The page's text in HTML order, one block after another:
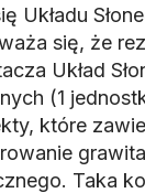
Układu
się, że
Układ
(1
które
Taka